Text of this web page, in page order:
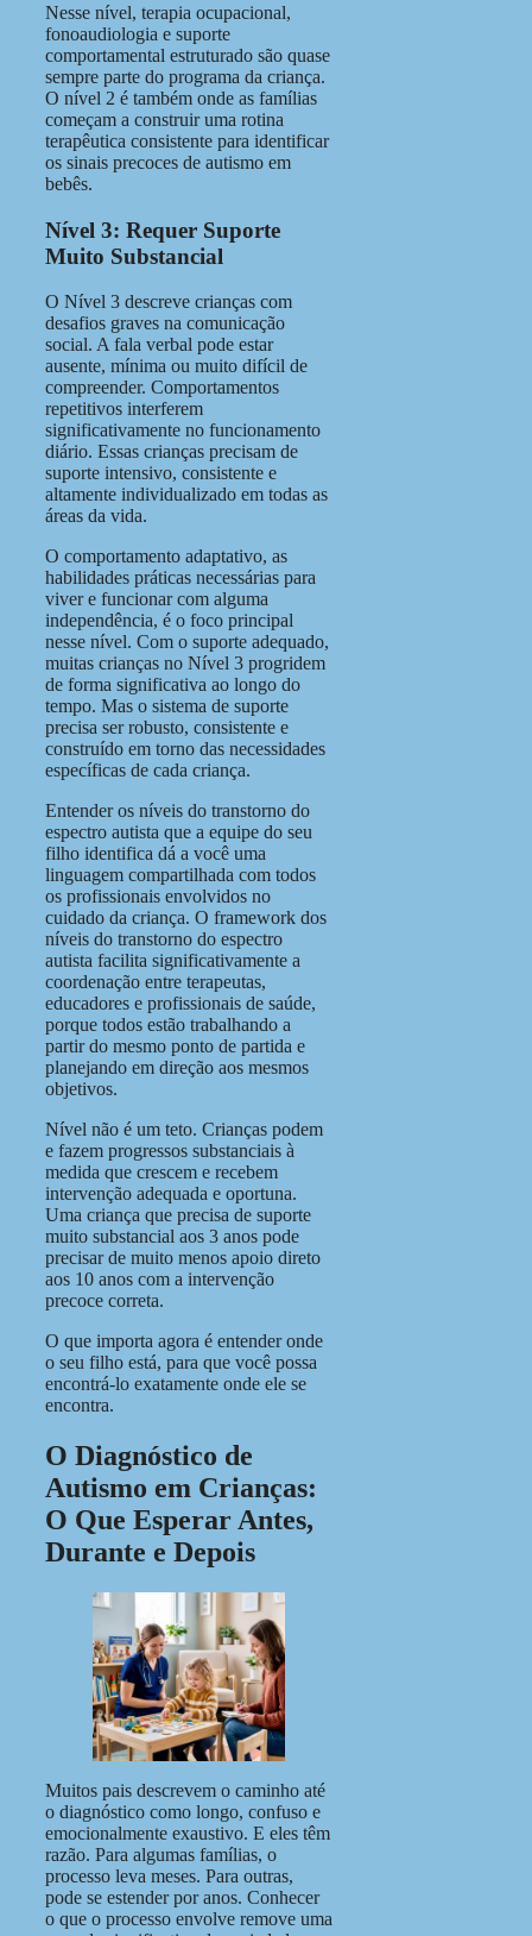
Nesse nível, terapia ocupacional,
fonoaudiologia e suporte
comportamental estruturado são quase
sempre parte do programa da criança.
O nível 2 é também onde as famílias
começam a construir uma rotina
terapêutica consistente para identificar
os sinais precoces de autismo em
bebês.
Nível 3: Requer Suporte
Muito Substancial
O Nível 3 descreve crianças com
desafios graves na comunicação
social. A fala verbal pode estar
ausente, mínima ou muito difícil de
compreender. Comportamentos
repetitivos interferem
significativamente no funcionamento
diário. Essas crianças precisam de
suporte intensivo, consistente e
altamente individualizado em todas as
áreas da vida.
O comportamento adaptativo, as
habilidades práticas necessárias para
viver e funcionar com alguma
independência, é o foco principal
nesse nível. Com o suporte adequado,
muitas crianças no Nível 3 progridem
de forma significativa ao longo do
tempo. Mas o sistema de suporte
precisa ser robusto, consistente e
construído em torno das necessidades
específicas de cada criança.
Entender os níveis do transtorno do
espectro autista que a equipe do seu
filho identifica dá a você uma
linguagem compartilhada com todos
os profissionais envolvidos no
cuidado da criança. O framework dos
níveis do transtorno do espectro
autista facilita significativamente a
coordenação entre terapeutas,
educadores e profissionais de saúde,
porque todos estão trabalhando a
partir do mesmo ponto de partida e
planejando em direção aos mesmos
objetivos.
Nível não é um teto. Crianças podem
e fazem progressos substanciais à
medida que crescem e recebem
intervenção adequada e oportuna.
Uma criança que precisa de suporte
muito substancial aos 3 anos pode
precisar de muito menos apoio direto
aos 10 anos com a intervenção
precoce correta.
O que importa agora é entender onde
o seu filho está, para que você possa
encontrá-lo exatamente onde ele se
encontra.
O Diagnóstico de
Autismo em Crianças:
O Que Esperar Antes,
Durante e Depois
Muitos pais descrevem o caminho até
o diagnóstico como longo, confuso e
emocionalmente exaustivo. E eles têm
razão. Para algumas famílias, o
processo leva meses. Para outras,
pode se estender por anos. Conhecer
o que o processo envolve remove uma